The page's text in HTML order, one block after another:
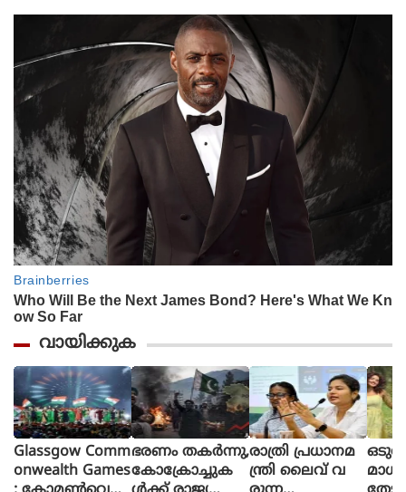
വായിക്കുക
Glassgow Comm
onwealth Games
ഭരണം തകര്‍ന്നു,
കോക്രോച്ചുക
രാത്രി പ്രധാനമ
ന്ത്രി ലൈവ് വ